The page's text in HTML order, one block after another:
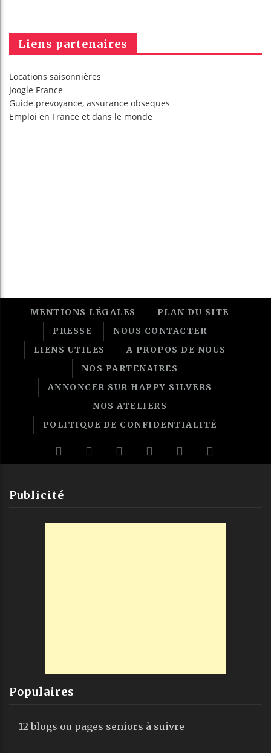
Liens partenaires
Locations saisonnières
Joogle France
Guide prevoyance, assurance obseques
Emploi en France et dans le monde
MENTIONS LÉGALES
PLAN DU SITE
PRESSE
NOUS CONTACTER
LIENS UTILES
A PROPOS DE NOUS
NOS PARTENAIRES
ANNONCER SUR HAPPY SILVERS
NOS ATELIERS
POLITIQUE DE CONFIDENTIALITÉ
Publicité
Populaires
12 blogs ou pages seniors à suivre